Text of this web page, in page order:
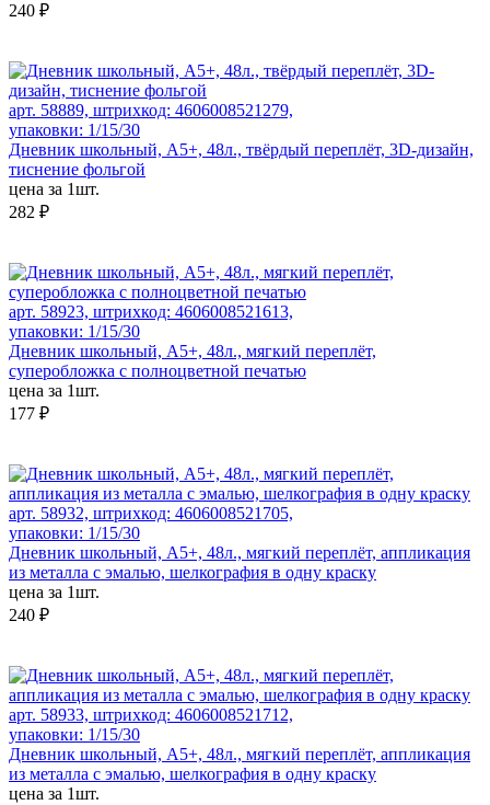
240 ₽
арт. 58889, штрихкод: 4606008521279,
упаковки: 1/15/30
Дневник школьный, А5+, 48л., твёрдый переплёт, 3D-дизайн,
тиснение фольгой
цена за 1шт.
282 ₽
арт. 58923, штрихкод: 4606008521613,
упаковки: 1/15/30
Дневник школьный, А5+, 48л., мягкий переплёт,
суперобложка с полноцветной печатью
цена за 1шт.
177 ₽
арт. 58932, штрихкод: 4606008521705,
упаковки: 1/15/30
Дневник школьный, А5+, 48л., мягкий переплёт, аппликация
из металла с эмалью, шелкография в одну краску
цена за 1шт.
240 ₽
арт. 58933, штрихкод: 4606008521712,
упаковки: 1/15/30
Дневник школьный, А5+, 48л., мягкий переплёт, аппликация
из металла с эмалью, шелкография в одну краску
цена за 1шт.